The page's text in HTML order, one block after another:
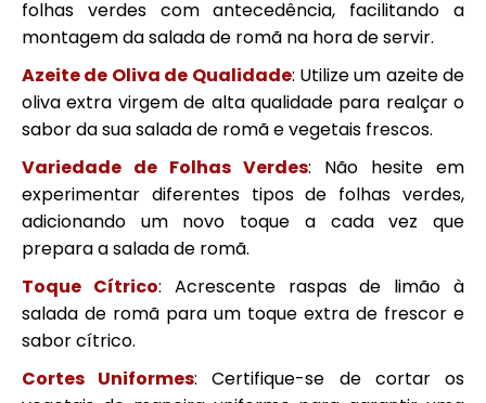
folhas verdes com antecedência, facilitando a
montagem da salada de romã na hora de servir.
Azeite de Oliva de Qualidade: Utilize um azeite de
oliva extra virgem de alta qualidade para realçar o
sabor da sua salada de romã e vegetais frescos.
Variedade de Folhas Verdes: Não hesite em
experimentar diferentes tipos de folhas verdes,
adicionando um novo toque a cada vez que
prepara a salada de romã.
Toque Cítrico: Acrescente raspas de limão à
salada de romã para um toque extra de frescor e
sabor cítrico.
Cortes Uniformes: Certifique-se de cortar os